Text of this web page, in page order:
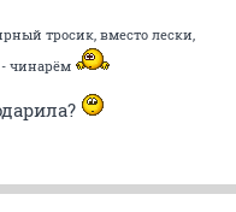
тросик, вместо лески,
чинарём